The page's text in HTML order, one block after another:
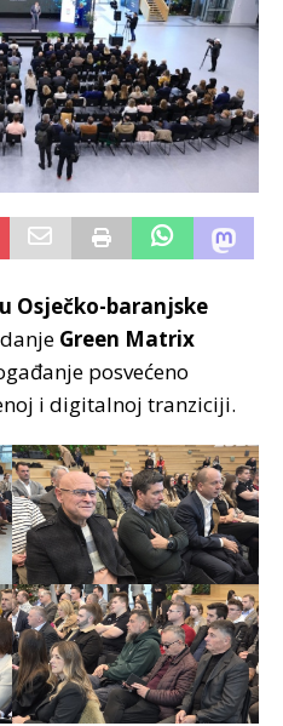
Osječko-baranjske
Green Matrix
posvećeno
i digitalnoj tranziciji.